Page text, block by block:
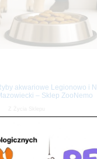
akwariowe Legionowo i
– Sklep ZooNemo
Z Życia Sklepu
Stwórz podwodne arcydzieło:
rośliny akwariowe w
Dwór Mazowiecki